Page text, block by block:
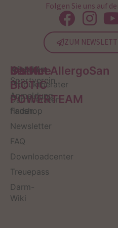
Folgen Sie uns auf
ZUM
Service
Kontakt
Produktberater
Darmberater
finden
Newsletter
FAQ
Downloadcenter
Treuepass
Darm-
Wiki
OMNi-
BiOTiC
POWERTEAM
Infos zum
Sportverein
Anmeldung
Fanshop
Institut AllergoSan